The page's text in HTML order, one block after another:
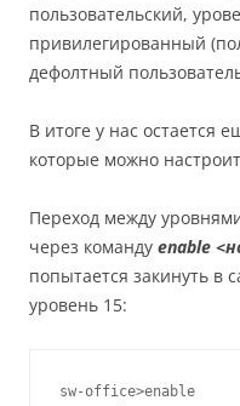
пользовательский,
привилегированный
дефолтный
В итоге у нас остается
которые можно
Переход между
через команду enable
попытается закинуть в
уровень 15:
sw-office>enable